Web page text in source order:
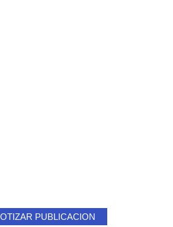
PUBLICACION